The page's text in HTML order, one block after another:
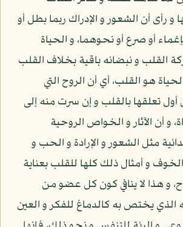
و رأى أن الشعور و الإدراك ربما بطل أو
أو صرع أو نحوهما، و الحياة
القلب و نبضانه باقية بخلاف القلب
هو القلب، أي أن الروح التي
أول تعلقها بالقلب و إن سرت منه إلى
و أن الآثار و الخواص الروحية
مثل الشعور و الإرادة و الحب و
و أمثال ذلك كلها للقلب بعناية
و هذا لا ينافي كون كل عضو من
الذي يختص به كالدماغ للفكر و العين